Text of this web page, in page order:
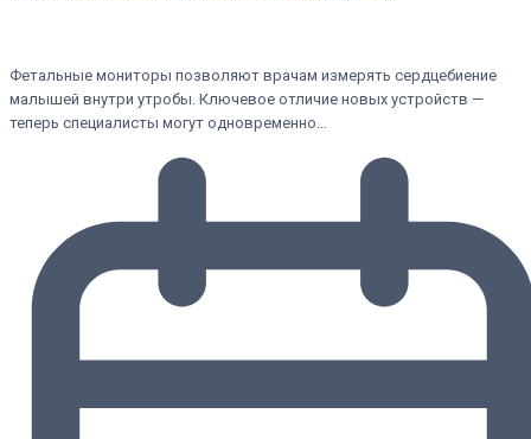
Фетальные мониторы позволяют врачам измерять сердцебиение
малышей внутри утробы. Ключевое отличие новых устройств —
теперь специалисты могут одновременно…